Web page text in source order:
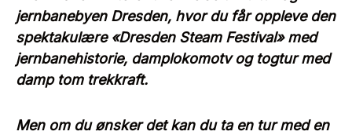
jernbanebyen Dresden, hvor du får oppleve den
spektakulære «Dresden Steam Festival» med
jernbanehistorie, damplokomotv og togtur med
damp tom trekkraft.
Men om du ønsker det kan du ta en tur med en